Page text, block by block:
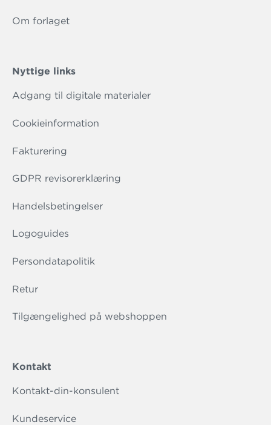
Om forlaget
Nyttige links
Adgang til digitale materialer
Cookieinformation
Fakturering
GDPR revisorerklæring
Handelsbetingelser
Logoguides
Persondatapolitik
Retur
Tilgængelighed på webshoppen
Kontakt
Kontakt-din-konsulent
Kundeservice